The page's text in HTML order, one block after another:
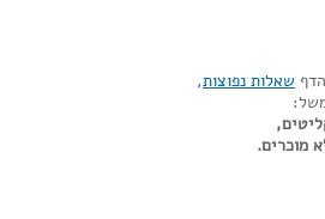
שאלות נפוצות,
מוכרים.